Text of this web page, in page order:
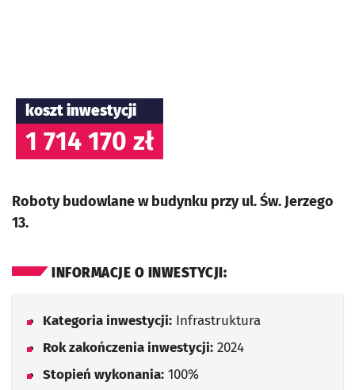
koszt inwestycji
1 714 170 zł
Roboty budowlane w budynku przy ul. Św. Jerzego
13.
INFORMACJE O INWESTYCJI:
Kategoria inwestycji: Infrastruktura
Rok zakończenia inwestycji: 2024
Stopień wykonania: 100%